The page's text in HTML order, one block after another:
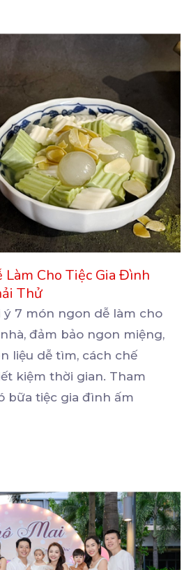
Làm Cho Tiệc Gia Đình
Thử
7 món ngon dễ làm cho
đảm bảo ngon miệng,
liệu dễ tìm, cách chế
kiệm thời gian. Tham
bữa tiệc gia đình ấm